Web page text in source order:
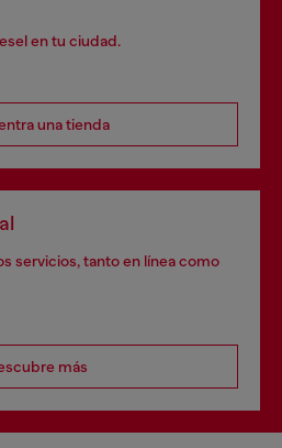
en tu ciudad.
una tienda
servicios, tanto en línea como
más